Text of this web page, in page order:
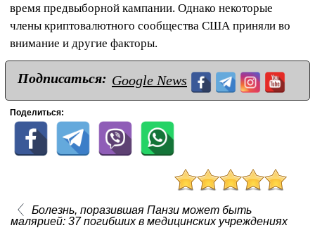
время предвыборной кампании. Однако некоторые
члены криптовалютного сообщества США приняли во
внимание и другие факторы.
Подписаться: Google News
Поделиться:
Болезнь, поразившая Панзи может быть
малярией: 37 погибших в медицинских учреждениях